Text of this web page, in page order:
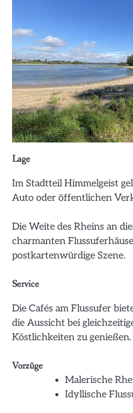
Lage
Im Stadtteil Himmelgeist
Auto oder öffentlichen
Die Weite des Rheins an
charmanten
postkartenwürdige Szene.
Service
Die Cafés am Flussufer
die Aussicht bei
Köstlichkeiten zu genießen.
Vorzüge
Malerische
Idyllische